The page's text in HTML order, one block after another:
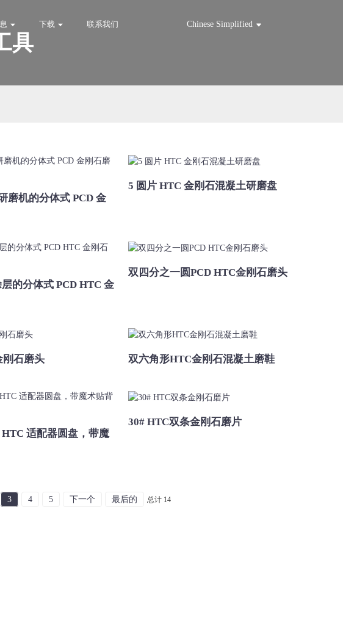
下载 联系我们 Chinese Simplified
具
磨机的分体式 PCD 金
5 圆片 HTC 金刚石混凝土研磨盘
的分体式 PCD HTC 金
双四分之一圆PCD HTC金刚石磨头
刚石磨头 双六角形HTC金刚石混凝土磨鞋
适配器圆盘，带魔
30# HTC双条金刚石磨片
3 4 5 下一个 最后的 总计 14